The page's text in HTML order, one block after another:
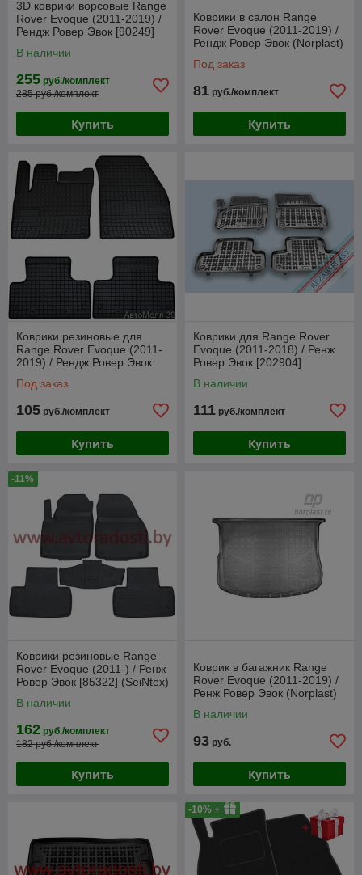
3D коврики ворсовые Range
Rover Evoque (2011-2019) /
Рендж Ровер Эвок [90249]
В наличии
255 руб./комплект
285 руб./комплект
Купить
Коврики в салон Range
Rover Evoque (2011-2019) /
Рендж Ровер Эвок (Norplast)
Под заказ
81 руб./комплект
Купить
Коврики резиновые для
Range Rover Evoque (2011-
2019) / Рендж Ровер Эвок
Под заказ
105 руб./комплект
Купить
Коврики для Range Rover
Evoque (2011-2018) / Ренж
Ровер Эвок [202904]
В наличии
111 руб./комплект
Купить
-11%
Коврики резиновые Range
Rover Evoque (2011-) / Ренж
Ровер Эвок [85322] (SeiNtex)
В наличии
162 руб./комплект
182 руб./комплект
Купить
Коврик в багажник Range
Rover Evoque (2011-2019) /
Ренж Ровер Эвок (Norplast)
В наличии
93 руб.
Купить
-10% +